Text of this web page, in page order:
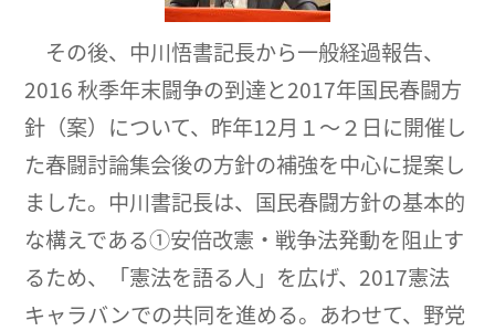
その後、中川悟書記長から一般経過報告、
2016 秋季年末闘争の到達と2017年国民春闘方
針（案）について、昨年12月１～２日に開催し
た春闘討論集会後の方針の補強を中心に提案し
ました。中川書記長は、国民春闘方針の基本的
な構えである①安倍改憲・戦争法発動を阻止す
るため、「憲法を語る人」を広げ、2017憲法
キャラバンでの共同を進める。あわせて、野党